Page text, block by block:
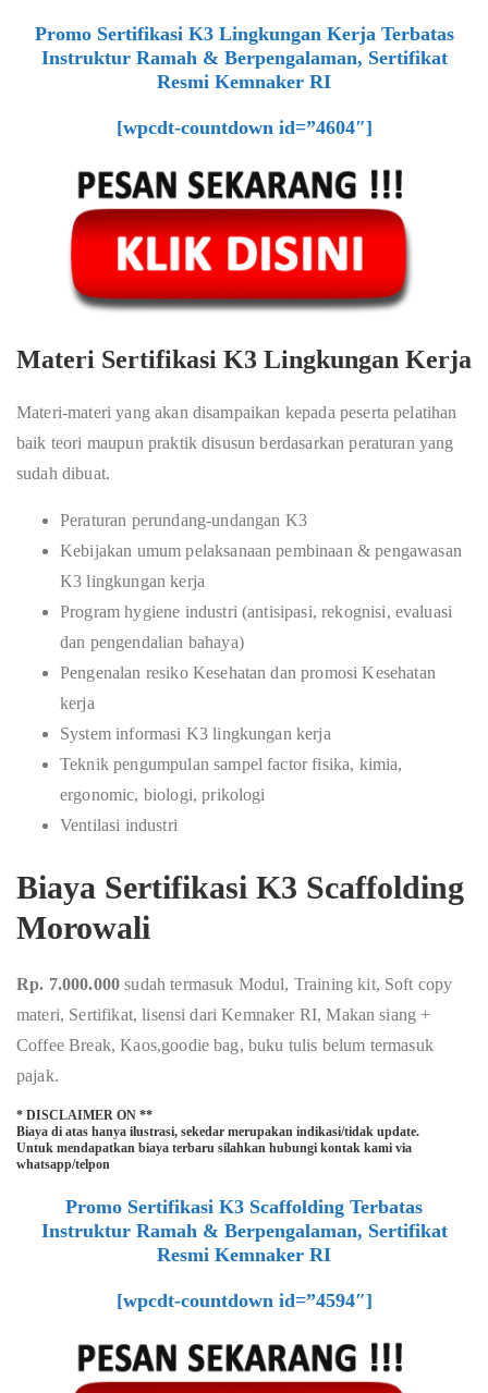
Promo Sertifikasi K3 Lingkungan Kerja Terbatas
Instruktur Ramah & Berpengalaman, Sertifikat
Resmi Kemnaker RI
[wpcdt-countdown id=”4604″]
Materi Sertifikasi K3 Lingkungan Kerja
Materi-materi yang akan disampaikan kepada peserta pelatihan
baik teori maupun praktik disusun berdasarkan peraturan yang
sudah dibuat.
Peraturan perundang-undangan K3
Kebijakan umum pelaksanaan pembinaan & pengawasan
K3 lingkungan kerja
Program hygiene industri (antisipasi, rekognisi, evaluasi
dan pengendalian bahaya)
Pengenalan resiko Kesehatan dan promosi Kesehatan
kerja
System informasi K3 lingkungan kerja
Teknik pengumpulan sampel factor fisika, kimia,
ergonomic, biologi, prikologi
Ventilasi industri
Biaya Sertifikasi K3 Scaffolding
Morowali
Rp. 7.000.000sudah termasuk Modul, Training kit, Soft copy
materi, Sertifikat, lisensi dari Kemnaker RI, Makan siang +
Coffee Break, Kaos,goodie bag, buku tulis belum termasuk
pajak.
* DISCLAIMER ON **
Biaya di atas hanya ilustrasi, sekedar merupakan indikasi/tidak update.
Untuk mendapatkan biaya terbaru silahkan hubungi kontak kami via
whatsapp/telpon
Promo Sertifikasi K3 Scaffolding Terbatas
Instruktur Ramah & Berpengalaman, Sertifikat
Resmi Kemnaker RI
[wpcdt-countdown id=”4594″]